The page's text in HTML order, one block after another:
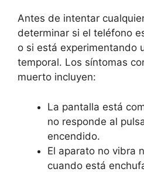
Antes de intentar
determinar si el teléfono
o si está experimentando
temporal. Los síntomas
muerto incluyen:
La pantalla está
no responde al
encendido.
El aparato no vibra
cuando está